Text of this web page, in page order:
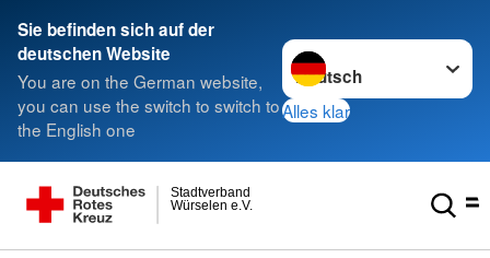
Sie befinden sich auf der
deutschen Website
You are on the German website,
you can use the switch to switch to
the English one
Sprache wechseln zu
Alles klar
Würselen e.V.
Stadtverband